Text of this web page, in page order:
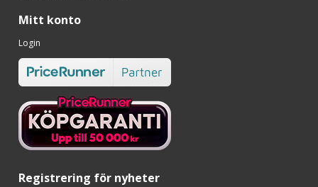
Mitt konto
Login
Registrering för nyheter